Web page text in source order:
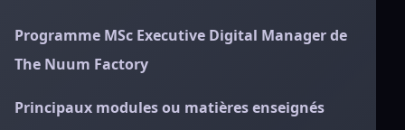
Programme MSc Executive Digital Manager de
The Nuum Factory
Principaux modules ou matières enseignés